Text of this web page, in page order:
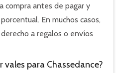
compra antes de pagar y
En muchos casos,
a regalos o envíos
para Chassedance?